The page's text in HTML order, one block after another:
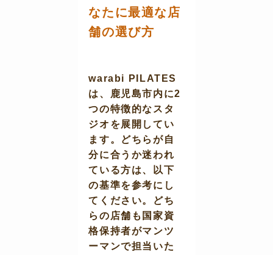
なたに最適な店
舗の選び方
warabi PILATES
は、鹿児島市内に2
つの特徴的なスタ
ジオを展開してい
ます。どちらが自
分に合うか迷われ
ている方は、以下
の基準を参考にし
てください。どち
らの店舗も国家資
格保持者がマンツ
ーマンで担当いた